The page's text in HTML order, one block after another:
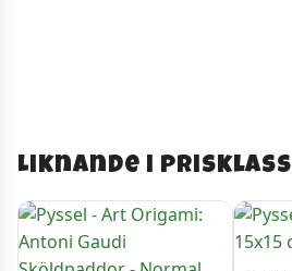
Liknande i prisklass